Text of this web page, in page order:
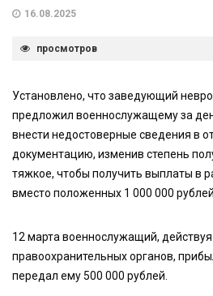
16.08.2025
просмотров
Установлено, что заведующий
предложил военнослужащему за
внести недостоверные сведения в
документацию, изменив степень
тяжкое, чтобы получить выплаты в
вместо положенных 1 000 000
12 марта военнослужащий,
правоохранительных органов,
передал ему 500 000 рублей.